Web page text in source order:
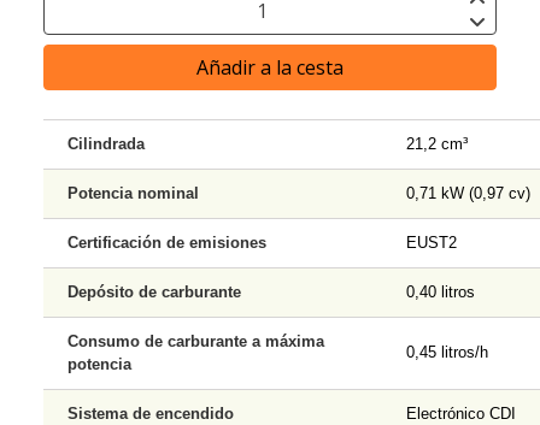
Añadir a la cesta
Cilindrada 21,2 cm³
Potencia nominal 0,71 kW (0,97 cv)
Certificación de emisiones EUST2
Depósito de carburante 0,40 litros
Consumo de carburante a máxima
potencia
0,45 litros/h
Sistema de encendido Electrónico CDI